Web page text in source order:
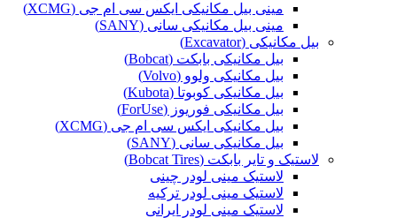
مینی بیل مکانیکی ایکس سی ام جی (XCMG)
مینی بیل مکانیکی سانی (SANY)
بیل مکانیکی (Excavator)
بیل مکانیکی بابکت (Bobcat)
بیل مکانیکی ولوو (Volvo)
بیل مکانیکی کوبوتا (Kubota)
بیل مکانیکی فوریوز (ForUse)
بیل مکانیکی ایکس سی ام جی (XCMG)
بیل مکانیکی سانی (SANY)
لاستیک و تایر بابکت (Bobcat Tires)
لاستیک مینی لودر چینی
لاستیک مینی لودر ترکیه
لاستیک مینی لودر ایرانی